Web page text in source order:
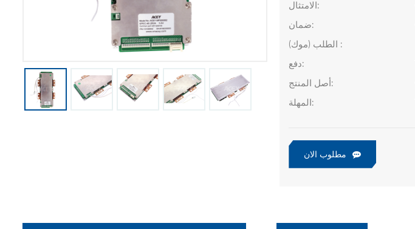
الامتثال:
ضمان:
الطلب (موك) :
دفع:
أصل المنتج:
المهلة:
مطلوب الان